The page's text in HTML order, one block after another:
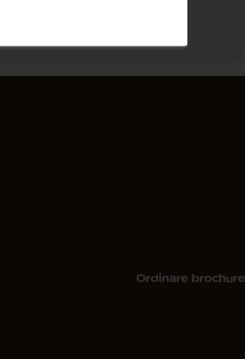
Ordinare brochure